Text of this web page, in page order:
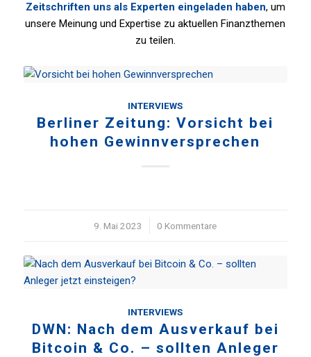
Zeitschriften uns als Experten eingeladen haben, um
unsere Meinung und Expertise zu aktuellen Finanzthemen
zu teilen.
INTERVIEWS
Berliner Zeitung: Vorsicht bei
hohen Gewinnversprechen
9. Mai 2023
/ 0 Kommentare
INTERVIEWS
DWN: Nach dem Ausverkauf bei
Bitcoin & Co. – sollten Anleger